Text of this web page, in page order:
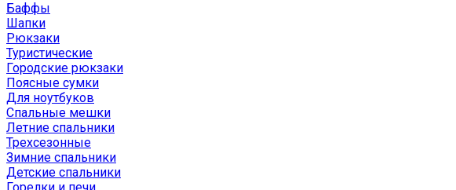
Баффы
Шапки
Рюкзаки
Туристические
Городские рюкзаки
Поясные сумки
Для ноутбуков
Спальные мешки
Летние спальники
Трехсезонные
Зимние спальники
Детские спальники